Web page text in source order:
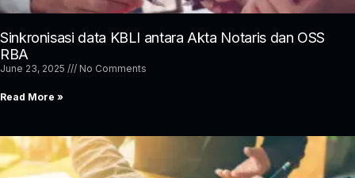
Sinkronisasi data KBLI antara Akta Notaris dan OSS
RBA
June 23, 2025 No Comments
Read More »